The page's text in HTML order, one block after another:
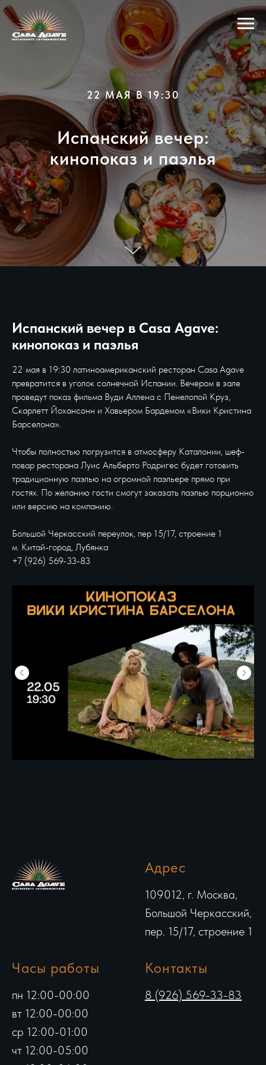
22 МАЯ В 19:30
Испанский вечер:
кинопоказ и паэлья
Испанский вечер в Casa Agave:
кинопоказ и паэлья
22 мая в 19:30 латиноамериканский ресторан Casa Agave
превратится в уголок солнечной Испании. Вечером в зале
проведут показ фильма Вуди Аллена с Пенелопой Круз,
Скарлетт Йохансонн и Хавьером Бардемом «Вики Кристина
Барселона».
Чтобы полностью погрузится в атмосферу Каталонии, шеф-
повар ресторана Луис Альберто Родригес будет готовить
традиционную паэлью на огромной паэльере прямо при
гостях. По желанию гости смогут заказать паэлью порционно
или версию на компанию.
Большой Черкасский переулок, пер 15/17, строение 1
м. Китай-город, Лубянка
+7 (926) 569-33-83
Адрес
109012, г. Москва,
Большой Черкасский,
пер. 15/17, строение 1
Часы работы
пн 12:00-00:00
вт 12:00-00:00
ср 12:00-01:00
чт 12:00-05:00
Контакты
8 (926) 569-33-83